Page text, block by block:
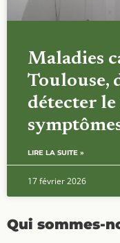
Maladies
Toulouse,
détecter le
LIRE LA SUITE »
17 février 2026
Qui sommes-